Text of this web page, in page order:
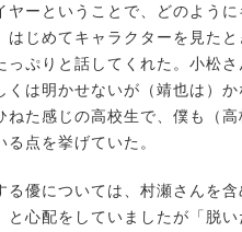
ーということで、どのよう
じめてキャラクターを見た
っぷりと話してくれた。小松
は明かせないが（靖也は）
ねた感じの高校生で、僕も（
点を挙げていた。
優については、村瀬さんを含
心配をしていましたが「脱